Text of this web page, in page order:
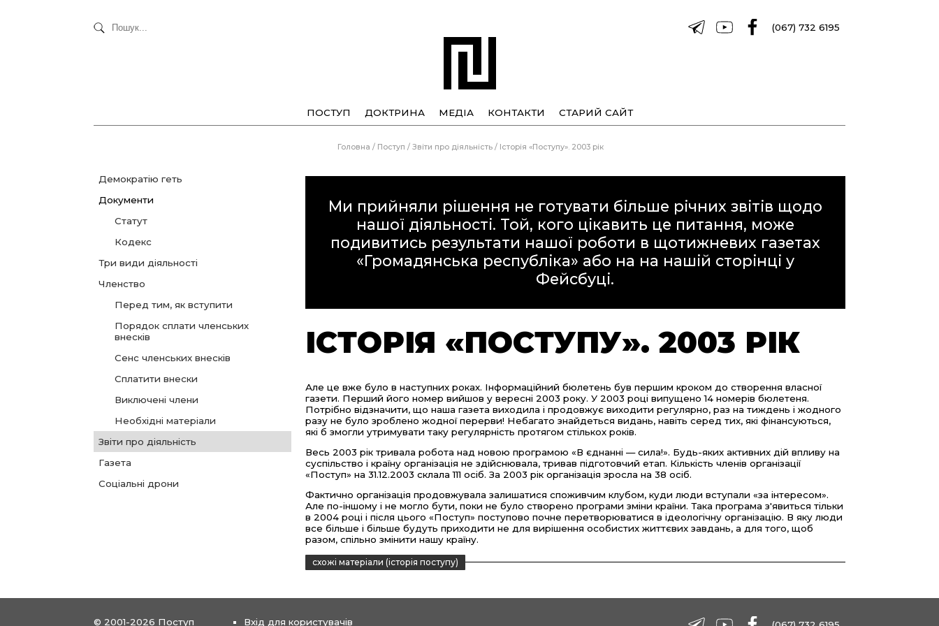
(067) 732 6195
ПОСТУП ДОКТРИНА МЕДІА КОНТАКТИ СТАРИЙ САЙТ
Головна / Поступ / Звіти про діяльність / Історія «Поступу». 2003 рік
Демократію геть
Документи
Статут
Кодекс
Три види діяльності
Членство
Перед тим, як вступити
Порядок сплати членських
внесків
Сенс членських внесків
Сплатити внески
Виключені члени
Необхідні матеріали
Звіти про діяльність
Газета
Соціальні дрони
Ми прийняли рішення не готувати більше річних звітів щодо
нашої діяльності. Той, кого цікавить це питання, може
подивитись результати нашої роботи в щотижневих газетах
«Громадянська республіка» або на на нашій сторінці у
Фейсбуці.
ІСТОРІЯ «ПОСТУПУ». 2003 РІК
Але це вже було в наступних роках. Інформаційний бюлетень був першим кроком до створення власної
газети. Перший його номер вийшов у вересні 2003 року. У 2003 році випущено 14 номерів бюлетеня.
Потрібно відзначити, що наша газета виходила і продовжує виходити регулярно, раз на тиждень і жодного
разу не було зроблено жодної перерви! Небагато знайдеться видань, навіть серед тих, які фінансуються,
які б змогли утримувати таку регулярність протягом стількох років.
Весь 2003 рік тривала робота над новою програмою «В єднанні — сила!». Будь-яких активних дій впливу на
суспільство і країну організація не здійснювала, тривав підготовчий етап. Кількість членів організації
«Поступ» на 31.12.2003 склала 111 осіб. За 2003 рік організація зросла на 38 осіб.
Фактично організація продовжувала залишатися споживчим клубом, куди люди вступали «за інтересом».
Але по-іншому і не могло бути, поки не було створено програми зміни країни. Така програма з'явиться тільки
в 2004 році і після цього «Поступ» поступово почне перетворюватися в ідеологічну організацію. В яку люди
все більше і більше будуть приходити не для вирішення особистих життєвих завдань, а для того, щоб
разом, спільно змінити нашу країну.
схожі матеріали (історія поступу)
© 2001-2026 Поступ Вхід для користувачів